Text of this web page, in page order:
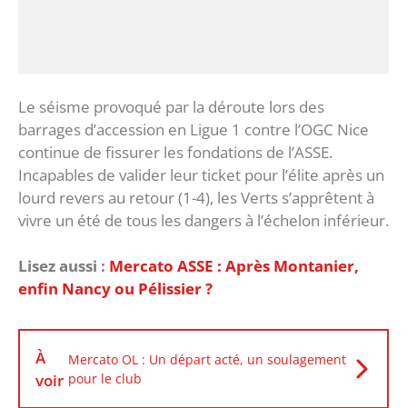
Le séisme provoqué par la déroute lors des
barrages d’accession en Ligue 1 contre l’OGC Nice
continue de fissurer les fondations de l’ASSE.
Incapables de valider leur ticket pour l’élite après un
lourd revers au retour (1-4), les Verts s’apprêtent à
vivre un été de tous les dangers à l’échelon inférieur.
Lisez aussi : Mercato ASSE : Après Montanier,
enfin Nancy ou Pélissier ?
À
voir
Mercato OL : Un départ acté, un soulagement
pour le club